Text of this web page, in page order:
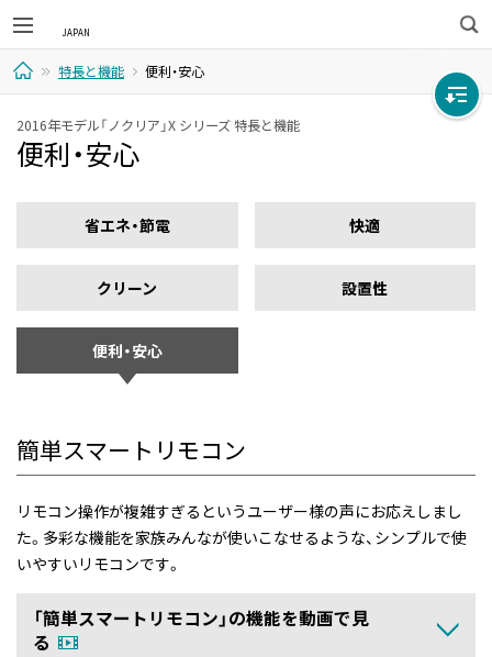
検
索
ー
ム
特長と機能 便利・安心
2016年モデル「ノクリア」X シリーズ 特長と機能
便利・安心
省エネ・節電 快適
クリーン 設置性
便利・安心
簡単スマートリモコン
リモコン操作が複雑すぎるというユーザー様の声にお応えしまし
た。 多彩な機能を家族みんなが使いこなせるような、シンプルで使
いやすいリモコンです。
「簡単スマートリモコン」の機能を動画で見
る